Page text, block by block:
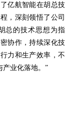
亿航智能在胡总技
，深刻领悟了公司
总的技术思想为指
协作，持续深化技
力和生产效率，不
产业化落地。”